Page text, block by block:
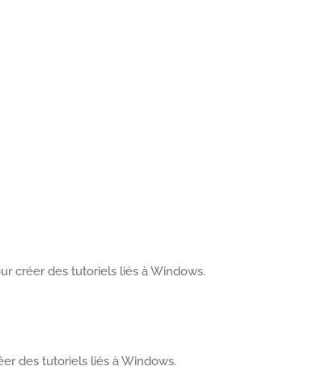
créer des tutoriels liés à Windows.
des tutoriels liés à Windows.